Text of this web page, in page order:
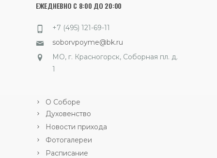
ЕЖЕДНЕВНО С 8:00 ДО 20:00
+7 (495) 121-69-11
soborvpoyme@bk.ru
МО, г. Красногорск, Соборная пл. д.
1
О Соборе
Духовенство
Новости прихода
Фотогалереи
Расписание